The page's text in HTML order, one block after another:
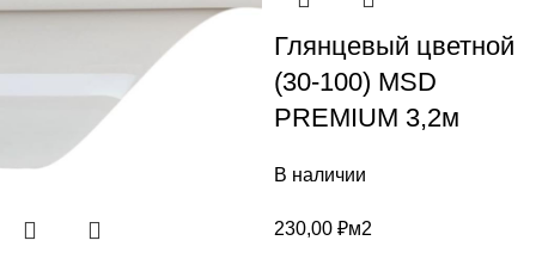
Глянцевый цветной
(30-100) MSD
PREMIUM 3,2м
В наличии
230,00 ₽м2